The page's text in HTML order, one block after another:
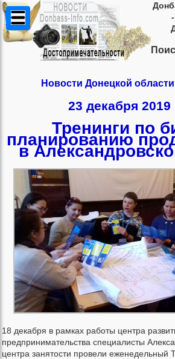
Новости Донецкой
23 декабря 2019
Тренинги по
планированию
в
18 декабря в рамках работы центра
предпринимательства специалисты
центра занятости провели еженедельный